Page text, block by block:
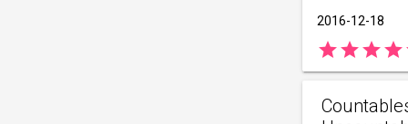
2016-12-18
starstarstarstar